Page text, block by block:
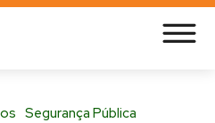
Segurança Pública